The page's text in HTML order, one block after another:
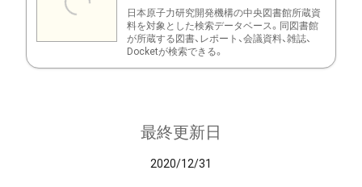
日本原子力研究開発機構の中央図書館所蔵資
料を対象とした検索データベース。同図書館
が所蔵する図書、レポート、会議資料、雑誌、
Docketが検索できる。
最終更新日
2020/12/31